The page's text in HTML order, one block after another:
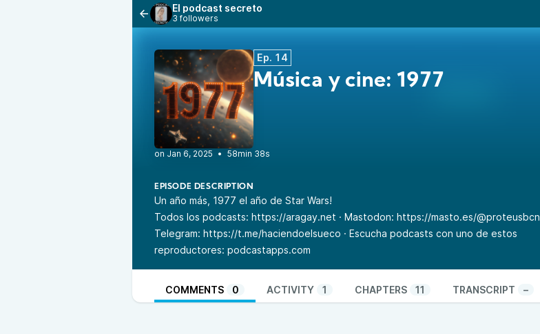
El podcast secreto
3 followers
Ep. 14
Música y cine: 1977
• 58min 38s
EPISODE DESCRIPTION
Un año más, 1977 el año de Star Wars!
Todos los podcasts: https://aragay.net · Mastodon: https://masto.es/@proteusbcn
Telegram: https://t.me/haciendoelsueco · Escucha podcasts con uno de estos
reproductores: podcastapps.com
COMMENTS 0 ACTIVITY 1 CHAPTERS 11 TRANSCRIPT –